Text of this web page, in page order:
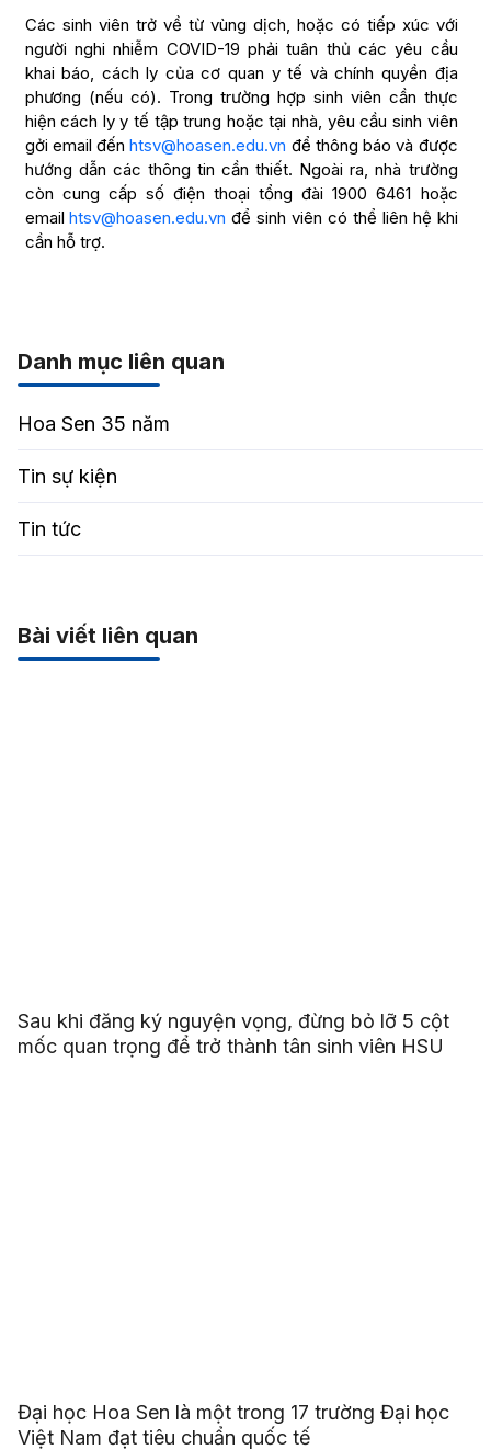
Các sinh viên trở về từ vùng dịch, hoặc có tiếp xúc với
người nghi nhiễm COVID-19 phải tuân thủ các yêu cầu
khai báo, cách ly của cơ quan y tế và chính quyền địa
phương (nếu có). Trong trường hợp sinh viên cần thực
hiện cách ly y tế tập trung hoặc tại nhà, yêu cầu sinh viên
gởi email đếnhtsv@hoasen.edu.vn để thông báo và được
hướng dẫn các thông tin cần thiết. Ngoài ra, nhà trường
còn cung cấp số điện thoại tổng đài 1900 6461 hoặc
emailhtsv@hoasen.edu.vn để sinh viên có thể liên hệ khi
cần hỗ trợ.
Danh mục liên quan
Hoa Sen 35 năm
Tin sự kiện
Tin tức
Bài viết liên quan
Sau khi đăng ký nguyện vọng, đừng bỏ lỡ 5 cột
mốc quan trọng để trở thành tân sinh viên HSU
Đại học Hoa Sen là một trong 17 trường Đại học
Việt Nam đạt tiêu chuẩn quốc tế